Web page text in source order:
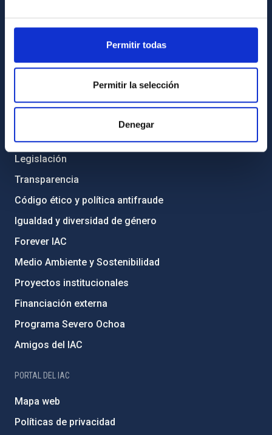
Permitir todas
Permitir la selección
Denegar
Contacto
Directorio de personal
Registro general
Legislación
Transparencia
Código ético y política antifraude
Igualdad y diversidad de género
Forever IAC
Medio Ambiente y Sostenibilidad
Proyectos institucionales
Financiación externa
Programa Severo Ochoa
Amigos del IAC
PORTAL DEL IAC
Mapa web
Políticas de privacidad